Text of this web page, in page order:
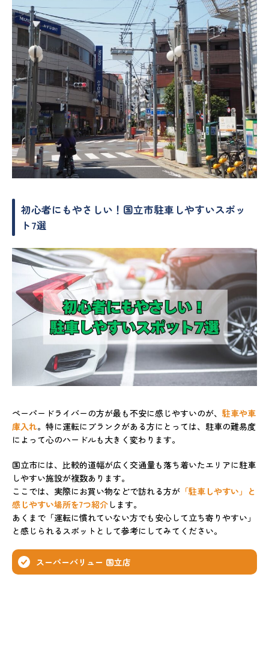
初心者にもやさしい！国立市駐車しやすいスポッ
ト7選
ペーパードライバーの方が最も不安に感じやすいのが、 駐車や車
庫入れ。特に運転にブランクがある方にとっては、駐車の難易度
によって心のハードルも大きく変わります。
国立市には、比較的道幅が広く交通量も落ち着いたエリアに駐車
しやすい施設が複数あります。
ここでは、実際にお買い物などで訪れる方が 「駐車しやすい」と
感じやすい場所を7つ紹介 します。
あくまで「運転に慣れていない方でも安心して立ち寄りやすい」
と感じられるスポットとして参考にしてみてください。
スーパーバリュー 国立店